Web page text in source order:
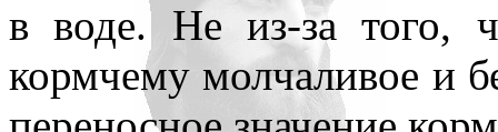
в воде. Не из-за того,
кормчему молчаливое и